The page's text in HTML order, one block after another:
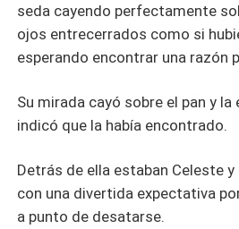
seda cayendo perfectamente
ojos entrecerrados como si
esperando encontrar una razón
Su mirada cayó sobre el pan y
indicó que la había encontrado.
Detrás de ella estaban Celeste y
con una divertida expectativa
a punto de desatarse.